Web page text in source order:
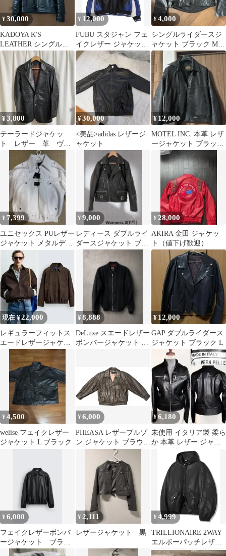
¥30,000
KADOYA K'S
LEATHER シングルラ
イダース Mサイズ
¥ 12,000
FUBU スタジャン フェ
イクレザー ジャケット
05
¥4,000
シングルライダースジ
ャケット ブラック Mサ
イズ
¥3,800
テーラードジャケッ
ト レザー 革 ヴィ
ンテージ JJ
¥30,000
<美品>adidas レザージ
ャケット
¥ 12,000
MOTEL INC. 本革 レザ
ージャケット ブラッ
ク 希少
¥ 7,399
ユニセックス PUレザー
ジャケット メタルデザ
イン XL 新品未使用
¥9,000
レディース ダブルライ
ダースジャケット ブラ
¥ 28,000
AKIRA 金田 ジャケッ
ト（値下げ歓迎）
現在 ¥22,000
レギュラーフィットス
エードレザージャケッ
ト AARON LEVINE
¥8,888
DeLuxe スエードレザー
ボンバージャケット ブ
¥12,000
GAP ダブルライダース
ジャケット ブラック L
¥4,500
welise フェイクレザー
ジャケット L ブラック
¥6,000
PHEASA レザーブルゾ
ン ジャケット ブラウン
¥6,180
未使用 イタリア製 柔ら
か 本革 レザー ジャケ
ット 新品 保管 ライダ
ース 秋
¥6,000
フェイクレザーボンバ
ージャケット ブラッ
¥ 2,111
レザージャケット 黒
¥4,999
TRILLIONAIRE 2WAY
エルボーパッチレザー
フードジャケット